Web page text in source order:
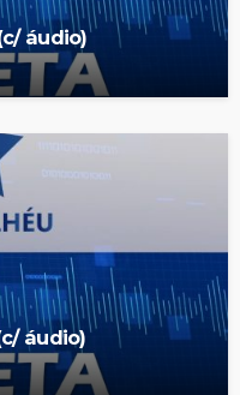
áudio)
áudio)